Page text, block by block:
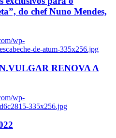
do chef Nuno Mendes,
wp-
de-atum-335x256.jpg
RENOVA A
wp-
335x256.jpg